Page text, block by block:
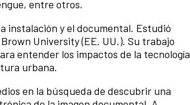
entre otros.
instalación y el documental. Estudió
University (EE. UU.). Su trabajo
entender los impactos de la tecnología
urbana.
en la búsqueda de descubrir una